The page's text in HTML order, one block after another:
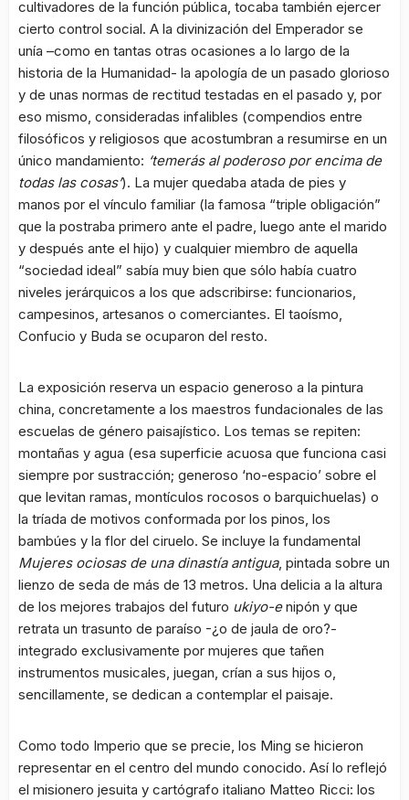
cultivadores de la función pública, tocaba también ejercer
cierto control social. A la divinización del Emperador se
unía –como en tantas otras ocasiones a lo largo de la
historia de la Humanidad- la apología de un pasado glorioso
y de unas normas de rectitud testadas en el pasado y, por
eso mismo, consideradas infalibles (compendios entre
filosóficos y religiosos que acostumbran a resumirse en un
único mandamiento: ‘temerás al poderoso por encima de
todas las cosas’). La mujer quedaba atada de pies y
manos por el vínculo familiar (la famosa “triple obligación”
que la postraba primero ante el padre, luego ante el marido
y después ante el hijo) y cualquier miembro de aquella
“sociedad ideal” sabía muy bien que sólo había cuatro
niveles jerárquicos a los que adscribirse: funcionarios,
campesinos, artesanos o comerciantes. El taoísmo,
Confucio y Buda se ocuparon del resto.
La exposición reserva un espacio generoso a la pintura
china, concretamente a los maestros fundacionales de las
escuelas de género paisajístico. Los temas se repiten:
montañas y agua (esa superficie acuosa que funciona casi
siempre por sustracción; generoso ‘no-espacio’ sobre el
que levitan ramas, montículos rocosos o barquichuelas) o
la tríada de motivos conformada por los pinos, los
bambúes y la flor del ciruelo. Se incluye la fundamental
Mujeres ociosas de una dinastía antigua, pintada sobre un
lienzo de seda de más de 13 metros. Una delicia a la altura
de los mejores trabajos del futuro ukiyo-enipón y que
retrata un trasunto de paraíso -¿o de jaula de oro?-
integrado exclusivamente por mujeres que tañen
instrumentos musicales, juegan, crían a sus hijos o,
sencillamente, se dedican a contemplar el paisaje.
Como todo Imperio que se precie, los Ming se hicieron
representar en el centro del mundo conocido. Así lo reflejó
el misionero jesuita y cartógrafo italiano Matteo Ricci: los